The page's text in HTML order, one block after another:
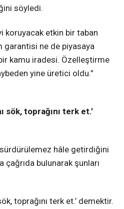
söyledi.
koruyacak etkin bir taban
garantisi ne de piyasaya
kamu iradesi. Özelleştirme
yine üretici oldu.”
sök, toprağını terk et.’
hâle getirdiğini
çağrıda bulunarak şunları
toprağını terk et.’ demektir.